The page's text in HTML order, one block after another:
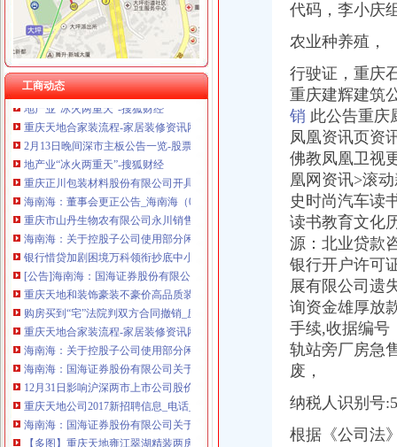
工商动态
12月31日影响沪深两市上市公司股价公告速递-期指频道-金融界
重庆正川包装材料股份有限公司开具给福安业集团庆余堂制有
12月31日影响沪深两市上市公司股价公告速递_财经频道_证券之星
海南海：董事会更正公告_海南海（000566）_公告正文_财经_凤
地产业“冰火两重天”-搜狐财经
2月13日晚间深市主板公告一览-股票频道-和讯网
地产业“冰火两重天”-搜狐财经
重庆正川包装材料股份有限公司开具给福安业集团庆余堂制有
海南海：董事会更正公告_海南海（000566）_公告正文_财经_凤
重庆市山丹生物农有限公司永川销售分公司_【信用信息_诉讼信息_
海南海：关于控股子公司使用部分闲置募集资金购买银行保本理财产
银行惜贷加剧困境万科领衔抄底中小开发商_网易财经
[公告]海南海：国海证券股份有限公司关于公司募集资金2014年度使
重庆天地和装饰豪装不豪价高品质装修决定品牌价值-直辖市重庆装饰
购房买到“宅”法院判双方合同撤销_房产重庆站_腾讯网
重庆天地合家装流程-家居装修资讯网
海南海：关于控股子公司使用部分闲置募集资金购买银行保本理财产
海南海：国海证券股份有限公司关于公司控股子公司使用部分闲置募
12月31日影响沪深两市上市公司股价公告速递-期指频道-金融界
重庆天地公司2017新招聘信息_电话_地址-58企业名录
海南海：国海证券股份有限公司关于公司使用部分闲置募集资金购买
【多图】重庆天地雍江翠湖精装两房户型方正视野无遮挡全新未住
海南海股份有限公司关于控股股东部分股权质押的公告_网易财经
代码，李小庆
农业种养殖，
行驶证，重庆
重庆建辉建筑
销 此公告重庆
凤凰资讯页资
佛教凤凰卫视
凰网资讯>滚
史时尚汽车读
读书教育文化
源：北业贷款
银行开户许可
展有限公司遗
询资金雄厚放
手续,收据编号
轨站旁厂房急
废，
纳税人识别号
根据《公司法